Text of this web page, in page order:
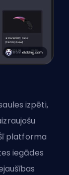
izpēti,
platforma
iegādes